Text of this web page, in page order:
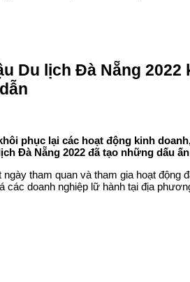
Du lịch Đà Nẵng
phục lại các hoạt động kinh
Đà Nẵng 2022 đã tạo những dấu
tham quan và tham gia hoạt
các doanh nghiệp lữ hành tại địa